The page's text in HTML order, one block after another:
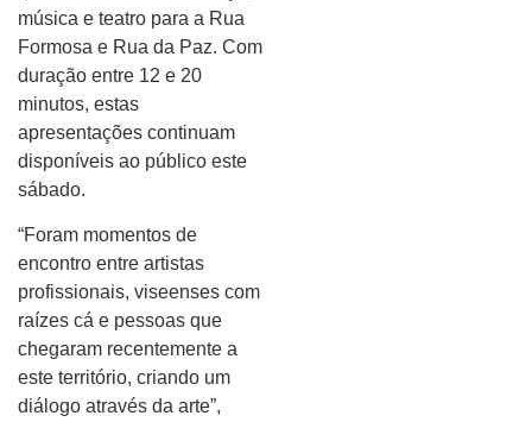
música e teatro para a Rua
Formosa e Rua da Paz. Com
duração entre 12 e 20
minutos, estas
apresentações continuam
disponíveis ao público este
sábado.
“Foram momentos de
encontro entre artistas
profissionais, viseenses com
raízes cá e pessoas que
chegaram recentemente a
este território, criando um
diálogo através da arte”,